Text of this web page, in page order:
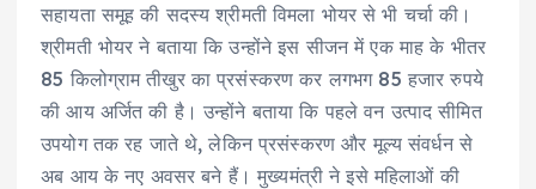
सहायता समूह की सदस्य श्रीमती विमला भोयर से भी चर्चा की।
श्रीमती भोयर ने बताया कि उन्होंने इस सीजन में एक माह के भीतर
85 किलोग्राम तीखुर का प्रसंस्करण कर लगभग 85 हजार रुपये
की आय अर्जित की है। उन्होंने बताया कि पहले वन उत्पाद सीमित
उपयोग तक रह जाते थे, लेकिन प्रसंस्करण और मूल्य संवर्धन से
अब आय के नए अवसर बने हैं। मुख्यमंत्री ने इसे महिलाओं की